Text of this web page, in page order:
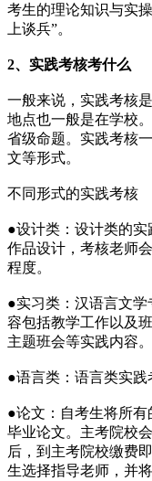
考生的理论知识与实
上谈兵”。
2、实践考核考什么
一般来说，实践考核
地点也一般是在学校
省级命题。实践考核
文等形式。
不同形式的实践考核
●设计类：设计类的
作品设计，考核老师
程度。
●实习类：汉语言文
容包括教学工作以及
主题班会等实践内容。
●语言类：语言类实践
●论文：自考生将所
毕业论文。主考院校
后，到主考院校缴费
生选择指导老师，并